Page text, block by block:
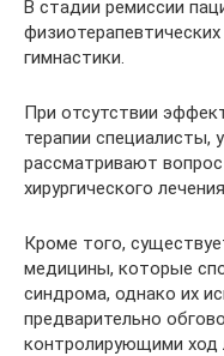
В стадии ремиссии
гимнастики.
При отсутствии
терапии специалисты,
рассматривают
хирургического
Кроме того,
медицины, которые
синдрома, однако их
предварительно
контролирующими ход